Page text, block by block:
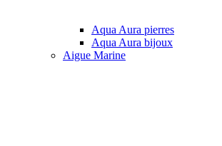
Aqua Aura pierres
Aqua Aura bijoux
Aigue Marine